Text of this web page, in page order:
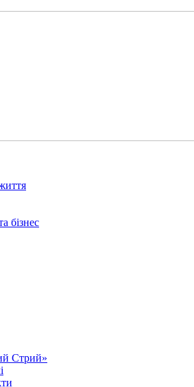
бізнес
Стрий»